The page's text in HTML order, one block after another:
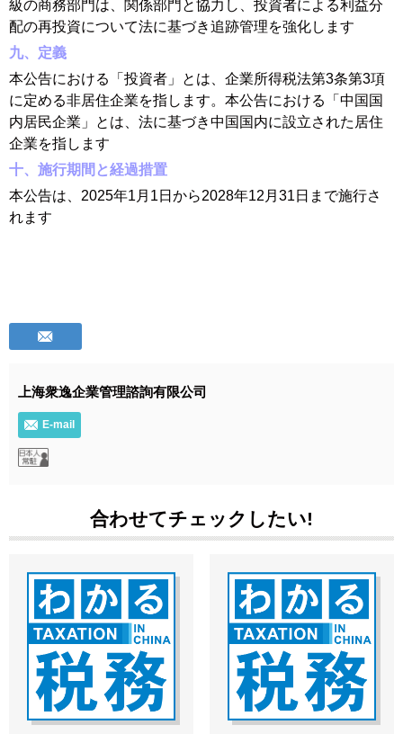
級の商務部門は、関係部門と協力し、投資者による利益分
配の再投資について法に基づき追跡管理を強化します
九、定義
本公告における「投資者」とは、企業所得税法第3条第3項
に定める非居住企業を指します。本公告における「中国国
内居民企業」とは、法に基づき中国国内に設立された居住
企業を指します
十、施行期間と経過措置
本公告は、2025年1月1日から2028年12月31日まで施行さ
れます
上海衆逸企業管理諮詢有限公司
E-mail
合わせてチェックしたい!